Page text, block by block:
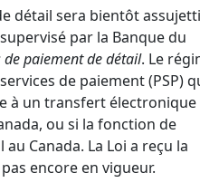
détail sera bientôt
par la Banque du
de paiement de détail. Le
de paiement (PSP)
à un transfert électronique
ou si la fonction de
Canada. La Loi a reçu la
encore en vigueur.